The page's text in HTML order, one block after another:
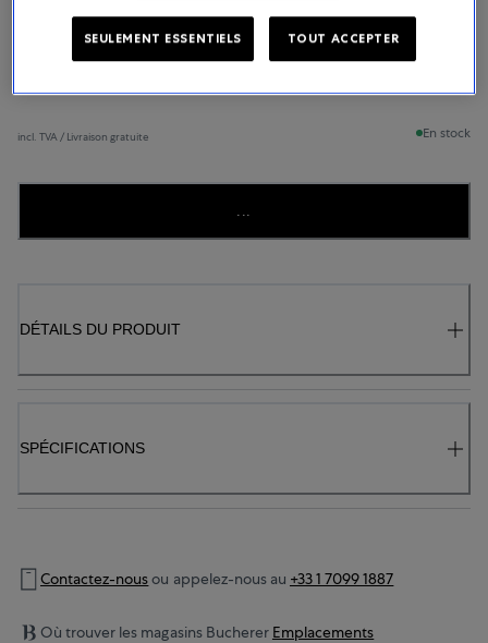
Baroncelli
1 890 €
incl. TVA / Livraison gratuite En stock
...
DÉTAILS DU PRODUIT
SPÉCIFICATIONS
Contactez-nousou appelez-nous au +33 1 7099 1887
Où trouver les magasins Bucherer Emplacements
SEULEMENT ESSENTIELS TOUT ACCEPTER